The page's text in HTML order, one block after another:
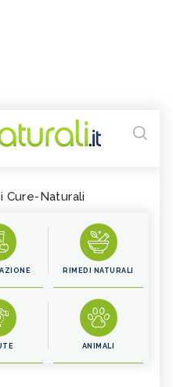
Cure-Naturali
RIMEDI NATURALI
ANIMALI